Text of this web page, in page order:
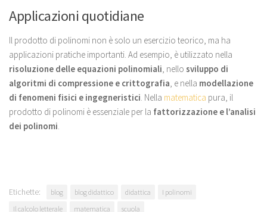
Applicazioni quotidiane
Il prodotto di polinomi non è solo un esercizio teorico, ma ha
applicazioni pratiche importanti. Ad esempio, è utilizzato nella
risoluzione delle equazioni polinomiali, nello sviluppo di
algoritmi di compressione e crittografia, e nella modellazione
di fenomeni fisici e ingegneristici. Nella matematica pura, il
prodotto di polinomi è essenziale per la fattorizzazione e l’analisi
dei polinomi.
Etichette: blog blog didattico didattica
I polinomi
Il calcolo letterale
matematica scuola